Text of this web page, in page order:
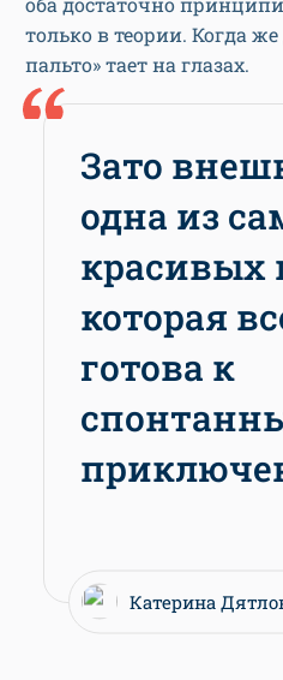
только в теории. Когда же
пальто» тает на глазах.
Зато
одна из
красивых
которая
готова к
Катерина